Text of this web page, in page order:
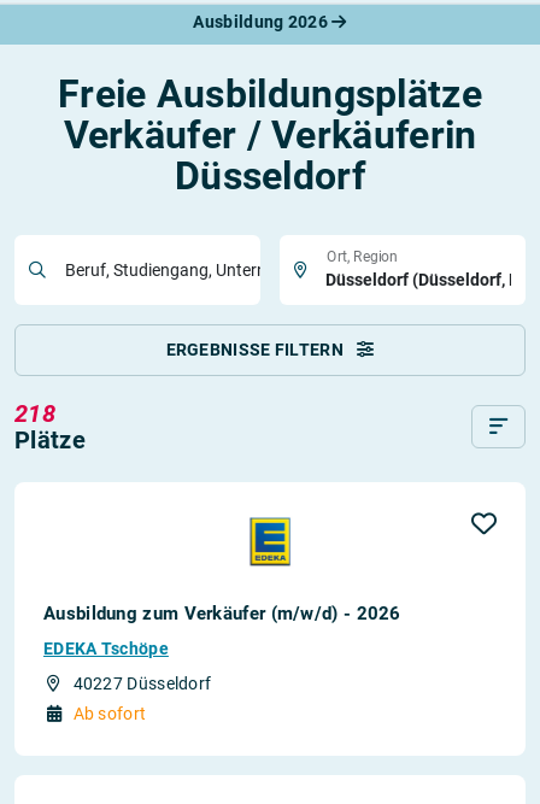
Ausbildung 2026
Freie Ausbildungsplätze
Verkäufer / Verkäuferin
Düsseldorf
Beruf, Studiengang, Unternehmen
Ort, Region
ERGEBNISSE FILTERN
218
Plätze
Ausbildung zum Verkäufer (m/w/d) - 2026
EDEKA Tschöpe
40227 Düsseldorf
Ab sofort